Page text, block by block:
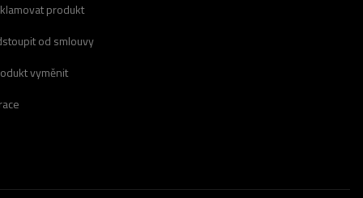
produkt
od smlouvy
vyměnit